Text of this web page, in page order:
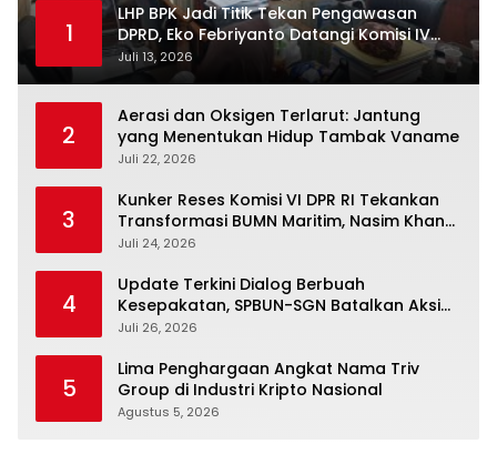
1
LHP BPK Jadi Titik Tekan Pengawasan
DPRD, Eko Febriyanto Datangi Komisi IV
dan Ajak Dewan Kembali Berpijak pada
Dokumen Resmi Negara
Juli 13, 2026
2
Aerasi dan Oksigen Terlarut: Jantung
yang Menentukan Hidup Tambak Vaname
Juli 22, 2026
3
Kunker Reses Komisi VI DPR RI Tekankan
Transformasi BUMN Maritim, Nasim Khan
Kawal Penguatan Sektor Laut
Juli 24, 2026
4
Update Terkini Dialog Berbuah
Kesepakatan, SPBUN-SGN Batalkan Aksi
Nasional Setelah Holding Penuhi Sejumlah
Juli 26, 2026
5
Lima Penghargaan Angkat Nama Triv
Group di Industri Kripto Nasional
Agustus 5, 2026